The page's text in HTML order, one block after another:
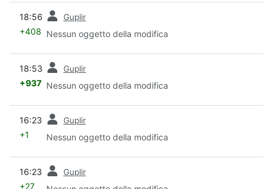
18:56 Guplir
+408 Nessun oggetto della modifica
18:53 Guplir
+937 Nessun oggetto della modifica
16:23 Guplir
+1 Nessun oggetto della modifica
16:23 Guplir
+27